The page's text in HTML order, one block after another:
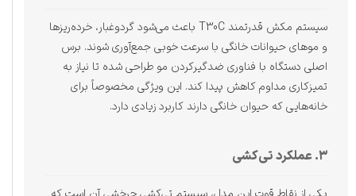
سیستم مکش قدرتمند T30C باعث می‌شود گردوغبار، خرده‌ریزها
و موهای حیوانات خانگی با سرعت خوبی جمع‌آوری شوند. برس
اصلی دستگاه با فناوری ضدگیرکردن مو طراحی شده تا نیاز به
تمیزکاری مداوم کاهش پیدا کند. این ویژگی مخصوصاً برای
خانه‌هایی که حیوان خانگی دارند کاربرد زیادی دارد.
۳. عملکرد تی‌کشی